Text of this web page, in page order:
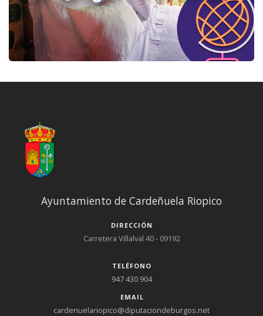
Ayuntamiento de Cardeñuela Riopico
DIRECCIÓN
Carretera Villalval 40 - 09192
TELÉFONO
947 430 904
EMAIL
cardenuelariopico@diputaciondeburgos.net